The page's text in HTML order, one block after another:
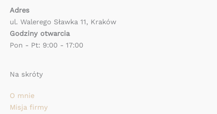
Adres
ul. Walerego Sławka 11, Kraków
Godziny otwarcia
Pon - Pt: 9:00 - 17:00
Na skróty
O mnie
Misja firmy